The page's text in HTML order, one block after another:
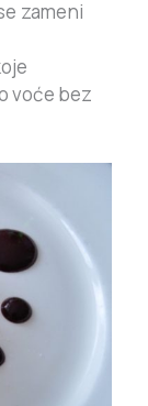
zameni
voće bez